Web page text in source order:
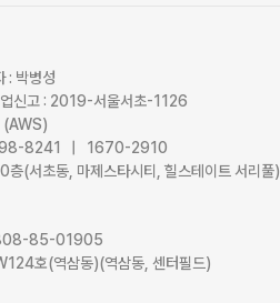
: 박병성
신고 : 2019-서울서초-1126
(AWS)
8241 | 1670-2910
(서초동, 마제스타시티, 힐스테이트 서리풀)
85-01905
호(역삼동)(역삼동, 센터필드)